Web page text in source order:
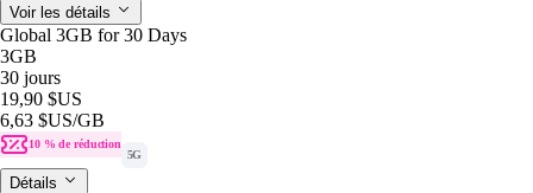
Voir les détails
Global 3GB for 30 Days
3GB
30 jours
19,90 $US
6,63 $US/GB
10 % de réduction
5G
Détails